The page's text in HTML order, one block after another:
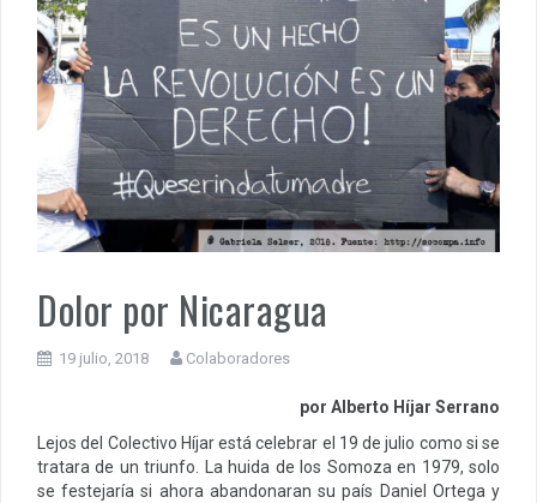
Dolor por Nicaragua
19 julio, 2018 Colaboradores
por Alberto Híjar Serrano
Lejos del Colectivo Híjar está celebrar el 19 de julio como si se
tratara de un triunfo. La huida de los Somoza en 1979, solo
se festejaría si ahora abandonaran su país Daniel Ortega y